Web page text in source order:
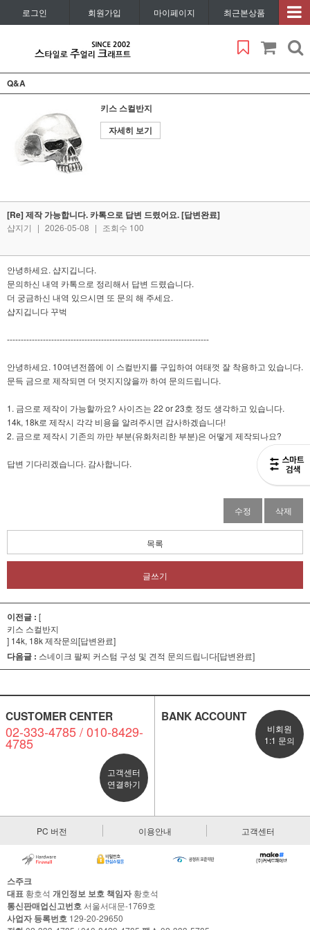
로그인 회원가입 마이페이지 최근본상품
Q&A
키스 스컬반지
자세히 보기
[Re] 제작 가능합니다. 카톡으로 답변 드렸어요. [답변완료]
샵지기 | 2026-05-08 | 조회수 100
안녕하세요. 샵지깁니다.
문의하신 내역 카톡으로 정리해서 답변 드렸습니다.
더 궁금하신 내역 있으시면 또 문의 해 주세요.
샵지깁니다 꾸벅
-------------------------------------------------------------------------
안녕하세요. 10여년전쯤에 이 스컬반지를 구입하여 여태껏 잘 착용하고 있습니다.
문득 금으로 제작되면 더 멋지지않을까 하여 문의드립니다.
1. 금으로 제작이 가능할까요? 사이즈는 22 or 23호 정도 생각하고 있습니다.
14k, 18k로 제작시 각각 비용을 알려주시면 감사하겠습니다!
2. 금으로 제작시 기존의 까만 부분(유화처리한 부분)은 어떻게 제작되나요?
답변 기다리겠습니다. 감사합니다.
수정 삭제
목록
글쓰기
이전글 : [
키스 스컬반지
] 14k, 18k 제작문의[답변완료]
다음글 : 스네이크 팔찌 커스텀 구성 및 견적 문의드립니다[답변완료]
CUSTOMER CENTER
02-333-4785 / 010-8429-
4785
고객센터
연결하기
BANK ACCOUNT
비회원
1:1 문의
PC 버전 이용안내 고객센터
스주크
대표 황호석 개인정보 보호 책임자황호석
통신판매업신고번호 서울서대문-1769호
사업자 등록번호 129-20-29650